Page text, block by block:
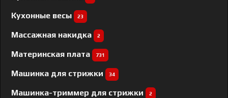
Кухонные весы 23
Массажная накидка 2
Материнская плата 731
Машинка для стрижки 34
Машинка-триммер для стрижки 2